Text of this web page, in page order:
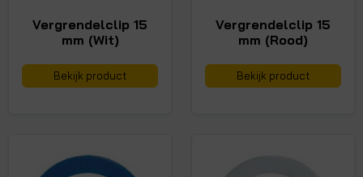
Vergrendelclip 15
mm (Wit)
Bekijk product
Vergrendelclip 15
mm (Rood)
Bekijk product